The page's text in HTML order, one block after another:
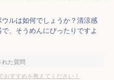
ルは如何でしょうか？清涼感
、そうめんにぴったりですよ
れた質問
すすめを教えてください！